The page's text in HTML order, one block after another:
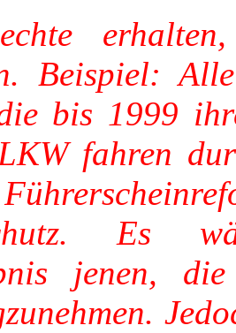
Beispiel:
bis 1999
fahren
Es
jenen,